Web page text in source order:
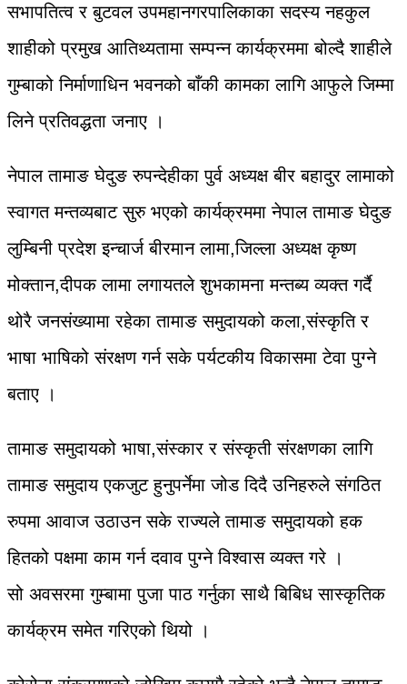
सभापतित्व र बुटवल उपमहानगरपालिकाका सदस्य नहकुल
शाहीको प्रमुख आतिथ्यतामा सम्पन्न कार्यक्रममा बोल्दै शाहीले
गुम्बाको निर्माणाधिन भवनको बाँकी कामका लागि आफुले जिम्मा
लिने प्रतिवद्धता जनाए ।
नेपाल तामाङ घेदुङ रुपन्देहीका पुर्व अध्यक्ष बीर बहादुर लामाको
स्वागत मन्तव्यबाट सुरु भएको कार्यक्रममा नेपाल तामाङ घेदुङ
लुम्बिनी प्रदेश इन्चार्ज बीरमान लामा,जिल्ला अध्यक्ष कृष्ण
मोक्तान,दीपक लामा लगायतले शुभकामना मन्तब्य व्यक्त गर्दै
थोरै जनसंख्यामा रहेका तामाङ समुदायको कला,संस्कृति र
भाषा भाषिको संरक्षण गर्न सके पर्यटकीय विकासमा टेवा पुग्ने
बताए ।
तामाङ समुदायको भाषा,संस्कार र संस्कृती संरक्षणका लागि
तामाङ समुदाय एकजुट हुनुपर्नेमा जोड दिदै उनिहरुले संगठित
रुपमा आवाज उठाउन सके राज्यले तामाङ समुदायको हक
हितको पक्षमा काम गर्न दवाव पुग्ने विश्वास व्यक्त गरे ।
सो अवसरमा गुम्बामा पुजा पाठ गर्नुका साथै बिबिध सास्कृतिक
कार्यक्रम समेत गरिएको थियो ।